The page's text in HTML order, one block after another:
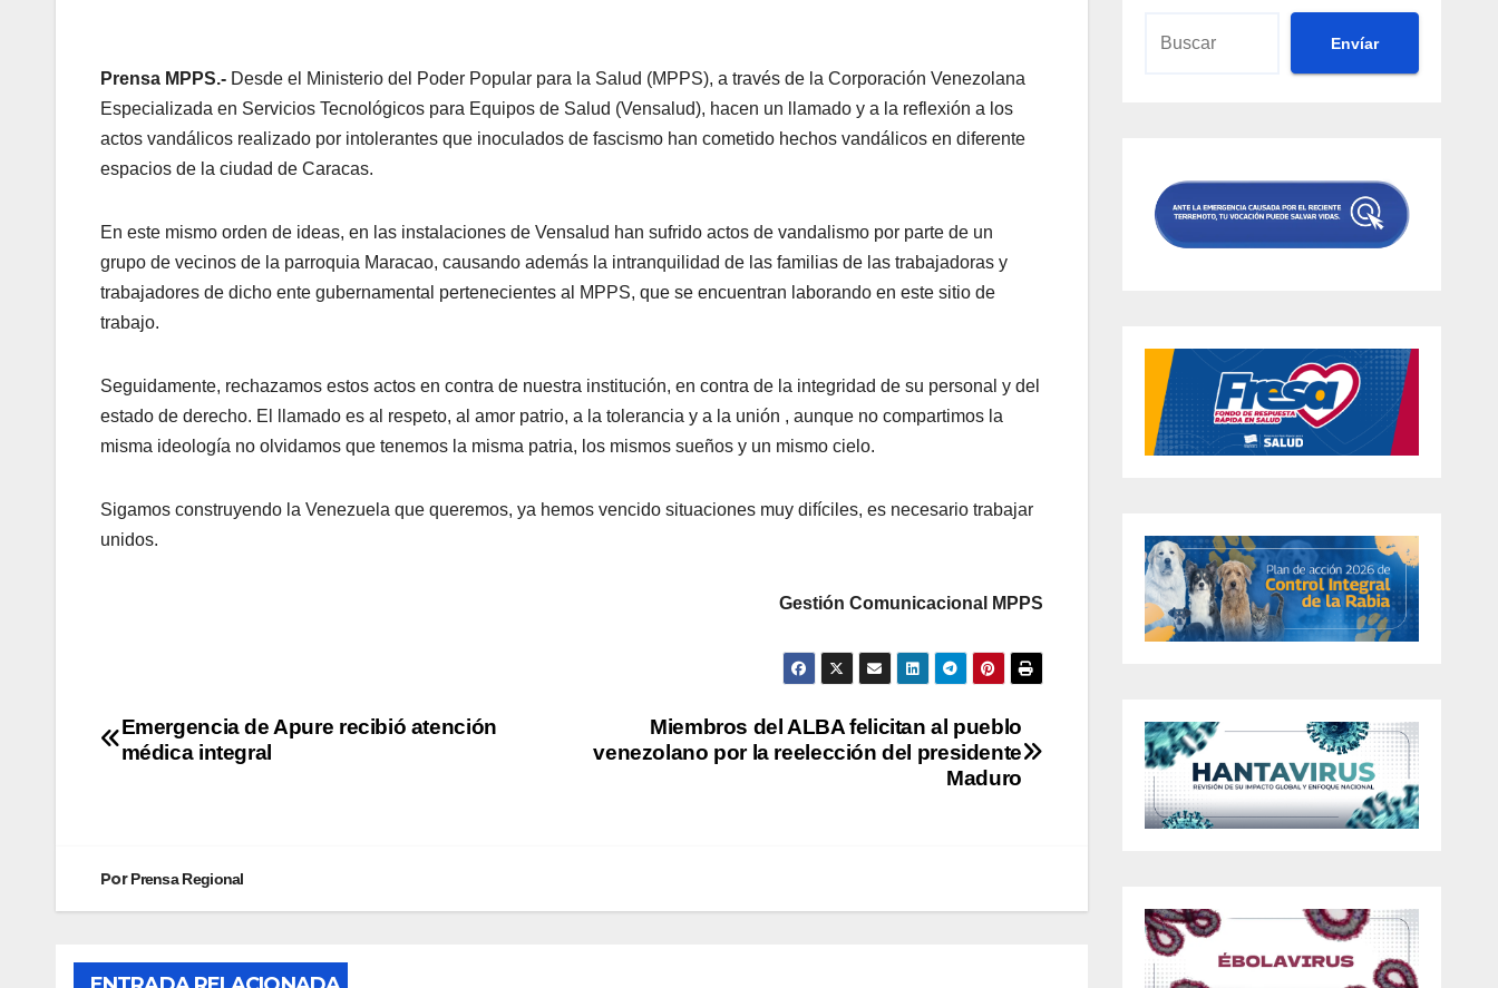
Prensa MPPS.- Desde el Ministerio del Poder Popular para la Salud (MPPS), a través de la Corporación Venezolana
Especializada en Servicios Tecnológicos para Equipos de Salud (Vensalud), hacen un llamado y a la reflexión a los
actos vandálicos realizado por intolerantes que inoculados de fascismo han cometido hechos vandálicos en diferente
espacios de la ciudad de Caracas.
En este mismo orden de ideas, en las instalaciones de Vensalud han sufrido actos de vandalismo por parte de un
grupo de vecinos de la parroquia Maracao, causando además la intranquilidad de las familias de las trabajadoras y
trabajadores de dicho ente gubernamental pertenecientes al MPPS, que se encuentran laborando en este sitio de
trabajo.
Seguidamente, rechazamos estos actos en contra de nuestra institución, en contra de la integridad de su personal y del
estado de derecho. El llamado es al respeto, al amor patrio, a la tolerancia y a la unión , aunque no compartimos la
misma ideología no olvidamos que tenemos la misma patria, los mismos sueños y un mismo cielo.
Sigamos construyendo la Venezuela que queremos, ya hemos vencido situaciones muy difíciles, es necesario trabajar
unidos.
Gestión Comunicacional MPPS
Miembros del ALBA felicitan al pueblo
venezolano por la reelección del presidente
Maduro
Emergencia de Apure recibió atención
médica integral
PorPrensa Regional
Envíar